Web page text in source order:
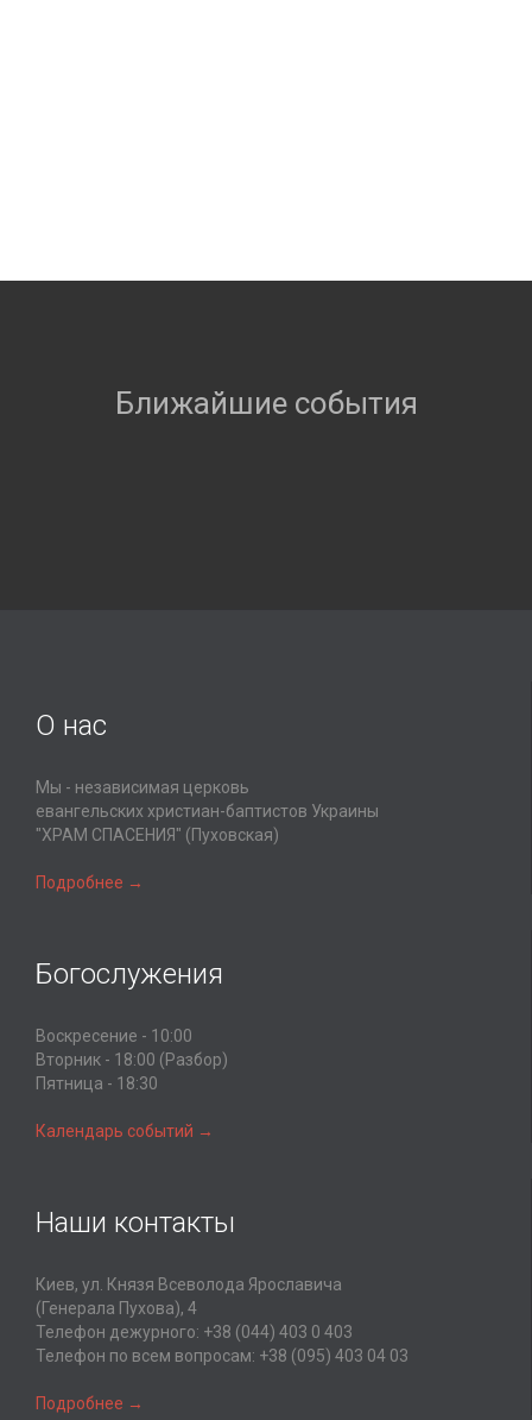
Ближайшие события
О нас
Мы - независимая церковь
евангельских христиан-баптистов Украины
"ХРАМ СПАСЕНИЯ" (Пуховская)
Подробнее →
Богослужения
Воскресение - 10:00
Вторник - 18:00 (Разбор)
Пятница - 18:30
Календарь событий →
Наши контакты
Киев, ул. Князя Всеволода Ярославича
(Генерала Пухова), 4
Телефон дежурного: +38 (044) 403 0 403
Телефон по всем вопросам: +38 (095) 403 04 03
Подробнее →